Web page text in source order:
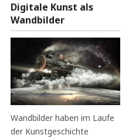
Digitale Kunst als
Wandbilder
Wandbilder haben im Laufe
der Kunstgeschichte